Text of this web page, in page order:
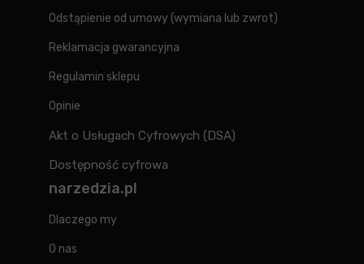
Odstąpienie od umowy (wymiana lub zwrot)
Reklamacja gwarancyjna
Regulamin sklepu
Opinie
Akt o Usługach Cyfrowych (DSA)
Dostępność cyfrowa
narzedzia.pl
Dlaczego my
O nas